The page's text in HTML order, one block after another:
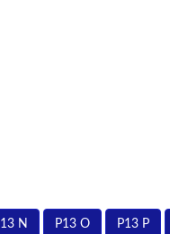
N P13 O P13 P